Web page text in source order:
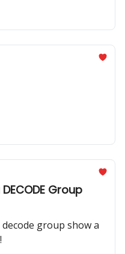
Group
group show a